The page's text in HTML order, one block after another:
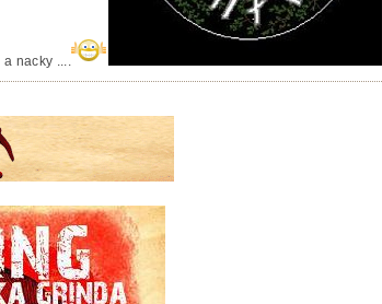
nacky ....